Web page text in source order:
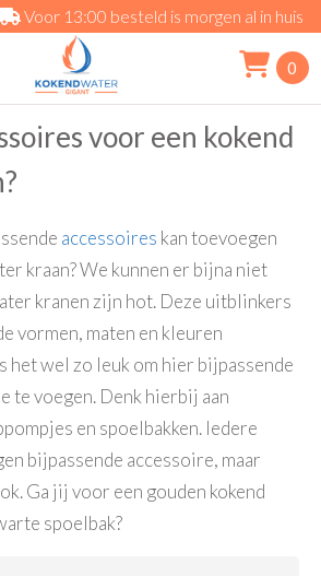
besteld is morgen al in huis
0
voor een kokend
accessoires kan toevoegen
kraan? We kunnen er bijna niet
kranen zijn hot. Deze uitblinkers
vormen, maten en kleuren
het wel zo leuk om hier bijpassende
te voegen. Denk hierbij aan
en spoelbakken. Iedere
bijpassende accessoire, maar
Ga jij voor een gouden kokend
spoelbak?